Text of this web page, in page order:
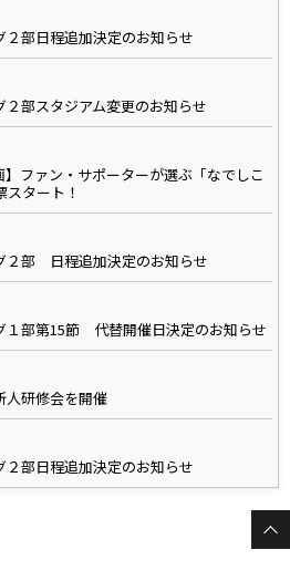
部日程追加決定のお知らせ
部スタジアム変更のお知らせ
】ファン・サポーターが選ぶ「なでしこ
タート！
２部 日程追加決定のお知らせ
１部第15節 代替開催日決定のお知らせ
研修会を開催
部日程追加決定のお知らせ